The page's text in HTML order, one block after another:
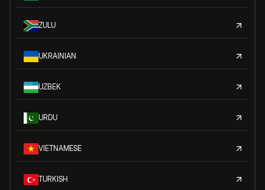
ZULU
UKRAINIAN
UZBEK
URDU
VIETNAMESE
TURKISH